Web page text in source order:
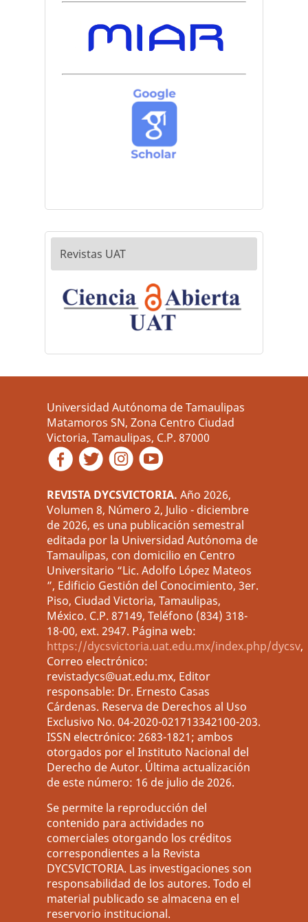
Revistas UAT
Universidad Autónoma de Tamaulipas
Matamoros SN, Zona Centro Ciudad
Victoria, Tamaulipas, C.P. 87000
REVISTA DYCSVICTORIA. Año 2026,
Volumen 8, Número 2, Julio - diciembre
de 2026, es una publicación semestral
editada por la Universidad Autónoma de
Tamaulipas, con domicilio en Centro
Universitario “Lic. Adolfo López Mateos
”, Edificio Gestión del Conocimiento, 3er.
Piso, Ciudad Victoria, Tamaulipas,
México. C.P. 87149, Teléfono (834) 318-
18-00, ext. 2947. Página web:
https://dycsvictoria.uat.edu.mx/index.php/dycsv,
Correo electrónico:
revistadycs@uat.edu.mx, Editor
responsable: Dr. Ernesto Casas
Cárdenas. Reserva de Derechos al Uso
Exclusivo No. 04-2020-021713342100-203.
ISSN electrónico: 2683-1821; ambos
otorgados por el Instituto Nacional del
Derecho de Autor. Última actualización
de este número: 16 de julio de 2026.
Se permite la reproducción del
contenido para actividades no
comerciales otorgando los créditos
correspondientes a la Revista
DYCSVICTORIA. Las investigaciones son
responsabilidad de los autores. Todo el
material publicado se almacena en el
reservorio institucional.